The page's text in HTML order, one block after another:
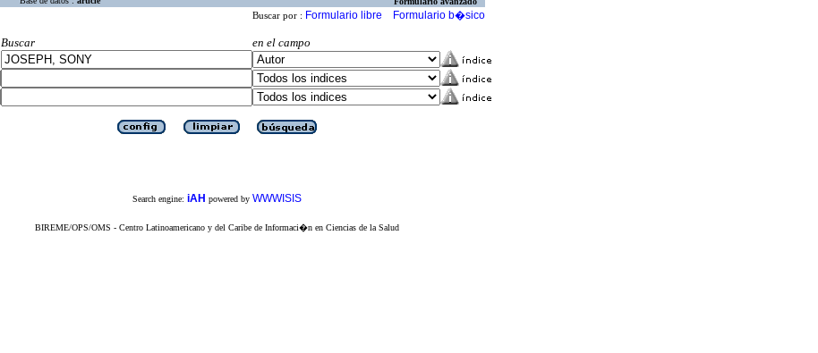
Buscar por : Formulario libre Formulario b�sico
Buscar
en el campo
Search engine: iAH powered by WWWISIS
BIREME/OPS/OMS - Centro Latinoamericano y del Caribe de Informaci�n en Ciencias de la Salud